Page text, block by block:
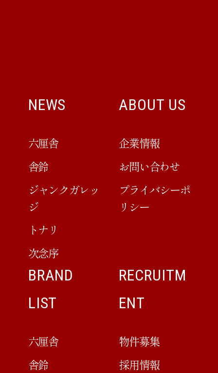
NEWS
六厘舎
舎鈴
ジャンクガレッ
ジ
トナリ
次念序
ABOUT US
企業情報
お問い合わせ
プライバシーポ
リシー
BRAND
LIST
六厘舎
舎鈴
RECRUITM
ENT
物件募集
採用情報